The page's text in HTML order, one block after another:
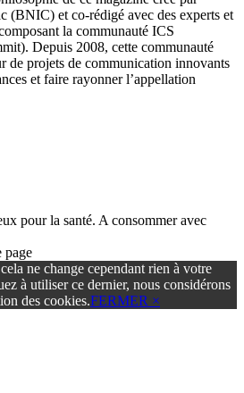
(BNIC) et co-rédigé avec des experts et
la communauté ICS
Depuis 2008, cette communauté
de projets de communication innovants
et faire rayonner l’appellation
pour la santé. A consommer avec
ne change cependant rien à votre
à utiliser ce dernier, nous considérons
des cookies.FERMER ×